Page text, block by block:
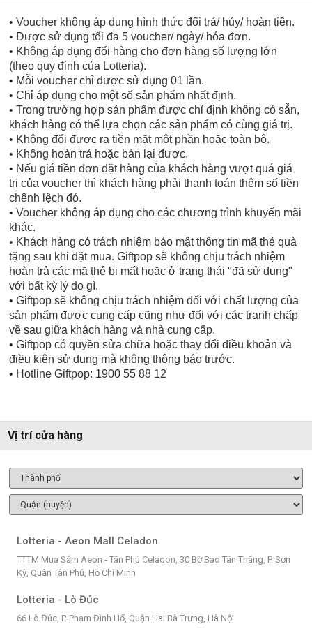
• Voucher không áp dụng hình thức đổi trả/ hủy/ hoàn tiền.
• Được sử dụng tối đa 5 voucher/ ngày/ hóa đơn.
• Không áp dụng đổi hàng cho đơn hàng số lượng lớn
(theo quy định của Lotteria).
• Mỗi voucher chỉ được sử dụng 01 lần.
• Chỉ áp dụng cho một số sản phẩm nhất định.
• Trong trường hợp sản phẩm được chỉ định không có sẵn,
khách hàng có thể lựa chọn các sản phẩm có cùng giá trị.
• Không đổi được ra tiền mặt một phần hoặc toàn bộ.
• Không hoàn trả hoặc bán lại được.
• Nếu giá tiền đơn đặt hàng của khách hàng vượt quá giá
trị của voucher thì khách hàng phải thanh toán thêm số tiền
chênh lệch đó.
• Voucher không áp dụng cho các chương trình khuyến mãi
khác.
• Khách hàng có trách nhiệm bảo mật thông tin mã thẻ quà
tặng sau khi đặt mua. Giftpop sẽ không chịu trách nhiệm
hoàn trả các mã thẻ bị mất hoặc ở trạng thái "đã sử dụng"
với bất kỳ lý do gì.
• Giftpop sẽ không chịu trách nhiệm đối với chất lượng của
sản phẩm được cung cấp cũng như đối với các tranh chấp
về sau giữa khách hàng và nhà cung cấp.
• Giftpop có quyền sửa chữa hoặc thay đổi điều khoản và
điều kiện sử dụng mà không thông báo trước.
• Hotline Giftpop: 1900 55 88 12
Vị trí cửa hàng
Lotteria - Aeon Mall Celadon
TTTM Mua Sắm Aeon - Tân Phú Celadon, 30 Bờ Bao Tân Thắng, P. Sơn
Kỳ, Quận Tân Phú, Hồ Chí Minh
Lotteria - Lò Đúc
66 Lò Đúc, P. Phạm Đình Hổ, Quận Hai Bà Trưng, Hà Nội